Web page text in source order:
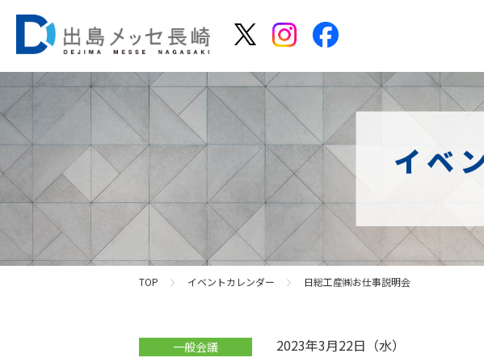
イベ
TOP イベントカレンダー 日総工産㈱お仕事説明会
一般会議 2023年3月22日（水）